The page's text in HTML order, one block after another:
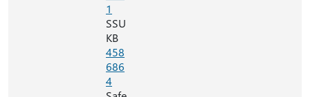
1
SSU
KB
458
686
4